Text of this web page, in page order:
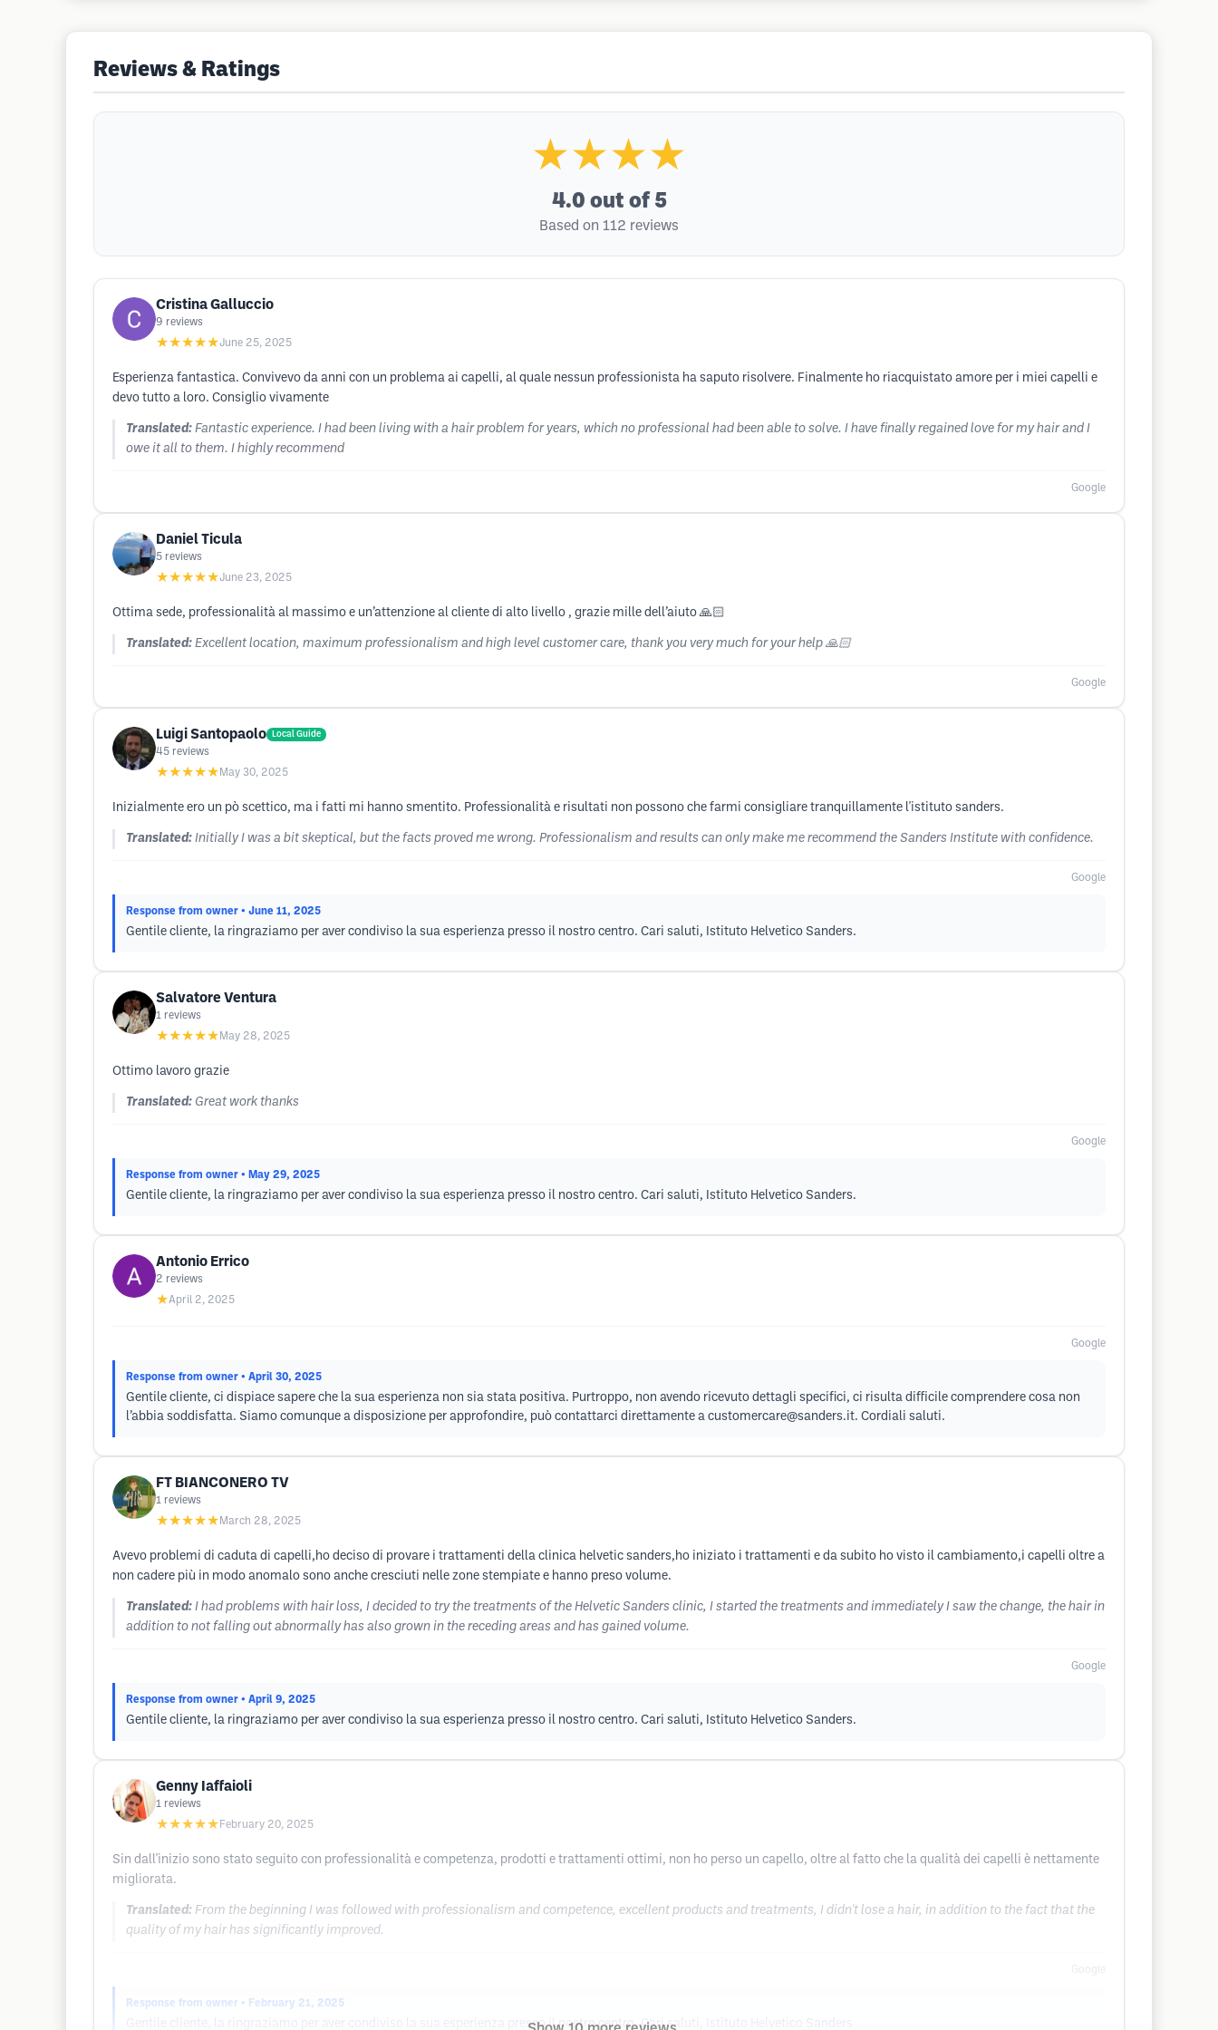
Reviews & Ratings
★★★★
4.0 out of 5
Based on 112 reviews
Cristina Galluccio
9 reviews
★★★★★June 25, 2025
Esperienza fantastica. Convivevo da anni con un problema ai capelli, al quale nessun professionista ha saputo risolvere. Finalmente ho riacquistato amore per i miei capelli e
devo tutto a loro. Consiglio vivamente
Translated: Fantastic experience. I had been living with a hair problem for years, which no professional had been able to solve. I have finally regained love for my hair and I
owe it all to them. I highly recommend
Google
Daniel Ticula
5 reviews
★★★★★June 23, 2025
Ottima sede, professionalità al massimo e un’attenzione al cliente di alto livello , grazie mille dell’aiuto 🙏🏻
Translated: Excellent location, maximum professionalism and high level customer care, thank you very much for your help 🙏🏻
Google
Luigi Santopaolo Local Guide
45 reviews
★★★★★ May 30, 2025
Inizialmente ero un pò scettico, ma i fatti mi hanno smentito. Professionalità e risultati non possono che farmi consigliare tranquillamente l'istituto sanders.
Translated: Initially I was a bit skeptical, but the facts proved me wrong. Professionalism and results can only make me recommend the Sanders Institute with confidence.
Google
Response from owner • June 11, 2025
Gentile cliente, la ringraziamo per aver condiviso la sua esperienza presso il nostro centro. Cari saluti, Istituto Helvetico Sanders.
Salvatore Ventura
1 reviews
★★★★★ May 28, 2025
Ottimo lavoro grazie
Translated: Great work thanks
Google
Response from owner • May 29, 2025
Gentile cliente, la ringraziamo per aver condiviso la sua esperienza presso il nostro centro. Cari saluti, Istituto Helvetico Sanders.
Antonio Errico
2 reviews
★April 2, 2025
Google
Response from owner • April 30, 2025
Gentile cliente, ci dispiace sapere che la sua esperienza non sia stata positiva. Purtroppo, non avendo ricevuto dettagli specifici, ci risulta difficile comprendere cosa non
l’abbia soddisfatta. Siamo comunque a disposizione per approfondire, può contattarci direttamente a customercare@sanders.it. Cordiali saluti.
FT BIANCONERO TV
1 reviews
★★★★★ March 28, 2025
Avevo problemi di caduta di capelli,ho deciso di provare i trattamenti della clinica helvetic sanders,ho iniziato i trattamenti e da subito ho visto il cambiamento,i capelli oltre a
non cadere più in modo anomalo sono anche cresciuti nelle zone stempiate e hanno preso volume.
Translated: I had problems with hair loss, I decided to try the treatments of the Helvetic Sanders clinic, I started the treatments and immediately I saw the change, the hair in
addition to not falling out abnormally has also grown in the receding areas and has gained volume.
Google
Response from owner • April 9, 2025
Gentile cliente, la ringraziamo per aver condiviso la sua esperienza presso il nostro centro. Cari saluti, Istituto Helvetico Sanders.
Genny Iaffaioli
1 reviews
★★★★★ February 20, 2025
Sin dall'inizio sono stato seguito con professionalità e competenza, prodotti e trattamenti ottimi, non ho perso un capello, oltre al fatto che la qualità dei capelli è nettamente
migliorata.
Translated: From the beginning I was followed with professionalism and competence, excellent products and treatments, I didn't lose a hair, in addition to the fact that the
quality of my hair has significantly improved.
Response from owner • February 21, 2025
Gentile cliente, la ringraziamo per aver condiviso la sua esperienza presso il nostro centro. Cari saluti, Istituto Helvetico Sanders